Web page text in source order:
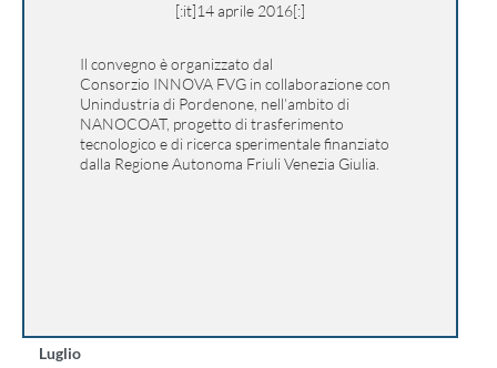
[:it]14 aprile 2016[:]
Il convegno è organizzato dal
Consorzio INNOVA FVG in collaborazione con
Unindustria di Pordenone, nell’ambito di
NANOCOAT, progetto di trasferimento
tecnologico e di ricerca sperimentale finanziato
dalla Regione Autonoma Friuli Venezia Giulia.
Luglio